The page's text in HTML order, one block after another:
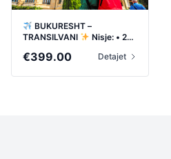
BUKURESHT –
TRANSILVANI
Nisje: • 23
€399.00 Detajet